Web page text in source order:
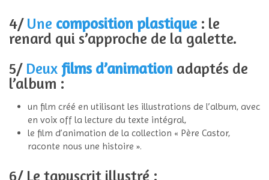
4/Une composition plastique : le
renard qui s’approche de la galette.
5/ Deux films d’animation adaptés de
l’album :
un film créé en utilisant les illustrations de l’album, avec
en voix off la lecture du texte intégral,
le film d’animation de la collection « Père Castor,
raconte nous une histoire ».
6/ Le tapuscrit illustré :